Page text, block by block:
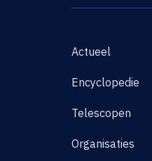
Actueel
Encyclopedie
Telescopen
Organisaties